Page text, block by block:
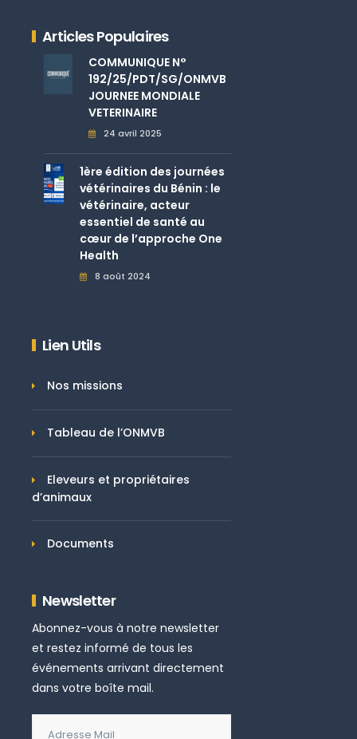
Articles Populaires
COMMUNIQUE N°
192/25/PDT/SG/ONMVB
JOURNEE MONDIALE
VETERINAIRE
24 avril 2025
1ère édition des journées
vétérinaires du Bénin : le
vétérinaire, acteur
essentiel de santé au
cœur de l’approche One
Health
8 août 2024
Lien Utils
Nos missions
Tableau de l’ONMVB
Eleveurs et propriétaires
d’animaux
Documents
Newsletter
Abonnez-vous à notre newsletter
et restez informé de tous les
événements arrivant directement
dans votre boîte mail.